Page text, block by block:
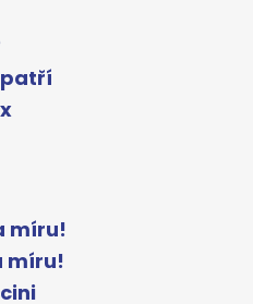
patří
míru!
míru!